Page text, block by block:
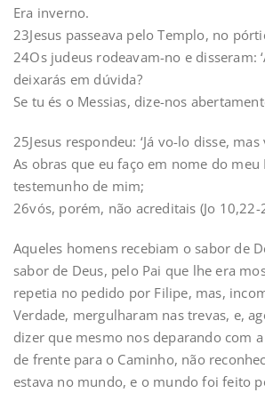
Era inverno.
23Jesus passeava pelo Templo, no
24Os judeus rodeavam-no e disseram:
deixarás em dúvida?
Se tu és o Messias, dize-nos
25Jesus respondeu: ‘Já vo-lo disse,
As obras que eu faço em nome do meu
testemunho de mim;
26vós, porém, não acreditais (Jo 10,22-
Aqueles homens recebiam o sabor de
sabor de Deus, pelo Pai que lhe era
repetia no pedido por Filipe, mas,
Verdade, mergulharam nas trevas, e,
dizer que mesmo nos deparando com
de frente para o Caminho, não
estava no mundo, e o mundo foi feito